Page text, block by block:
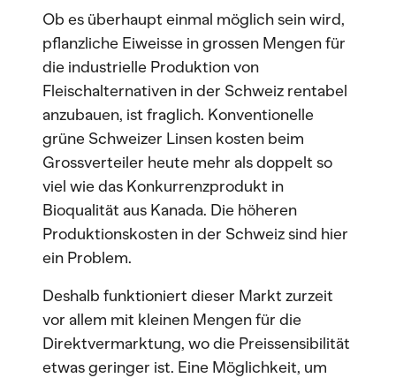
Ob es überhaupt einmal möglich sein wird,
pflanzliche Eiweisse in grossen Mengen für
die industrielle Produktion von
Fleischalternativen in der Schweiz rentabel
anzubauen, ist fraglich. Konventionelle
grüne Schweizer Linsen kosten beim
Grossverteiler heute mehr als doppelt so
viel wie das Konkurrenzprodukt in
Bioqualität aus Kanada. Die höheren
Produktionskosten in der Schweiz sind hier
ein Problem.
Deshalb funktioniert dieser Markt zurzeit
vor allem mit kleinen Mengen für die
Direktvermarktung, wo die Preissensibilität
etwas geringer ist. Eine Möglichkeit, um